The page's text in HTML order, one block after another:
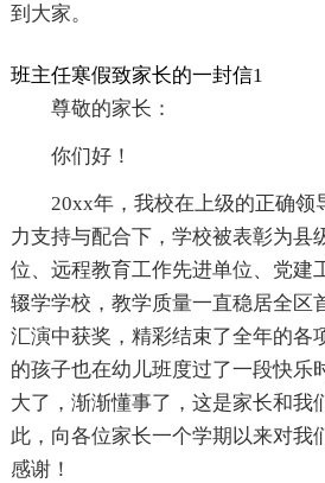
到大家。
班主任寒假致家长的一封信1
尊敬的家长：
你们好！
20xx年，我校在上级的正确领
力支持与配合下，学校被表彰为县
位、远程教育工作先进单位、党建
辍学学校，教学质量一直稳居全区
汇演中获奖，精彩结束了全年的各
的孩子也在幼儿班度过了一段快乐
大了，渐渐懂事了，这是家长和我
此，向各位家长一个学期以来对我
感谢！